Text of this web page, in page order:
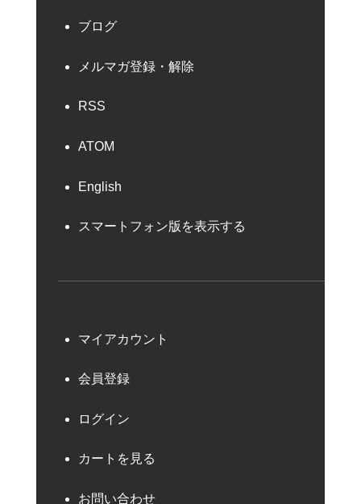
ブログ
メルマガ登録・解除
RSS
ATOM
English
スマートフォン版を表示する
マイアカウント
会員登録
ログイン
カートを見る
お問い合わせ